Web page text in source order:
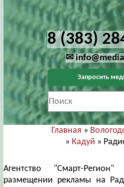
8 (383)
✉
Запросить
Главная »
» Кадуй »
Агентство "Смарт-Регион"
размещении рекламы на